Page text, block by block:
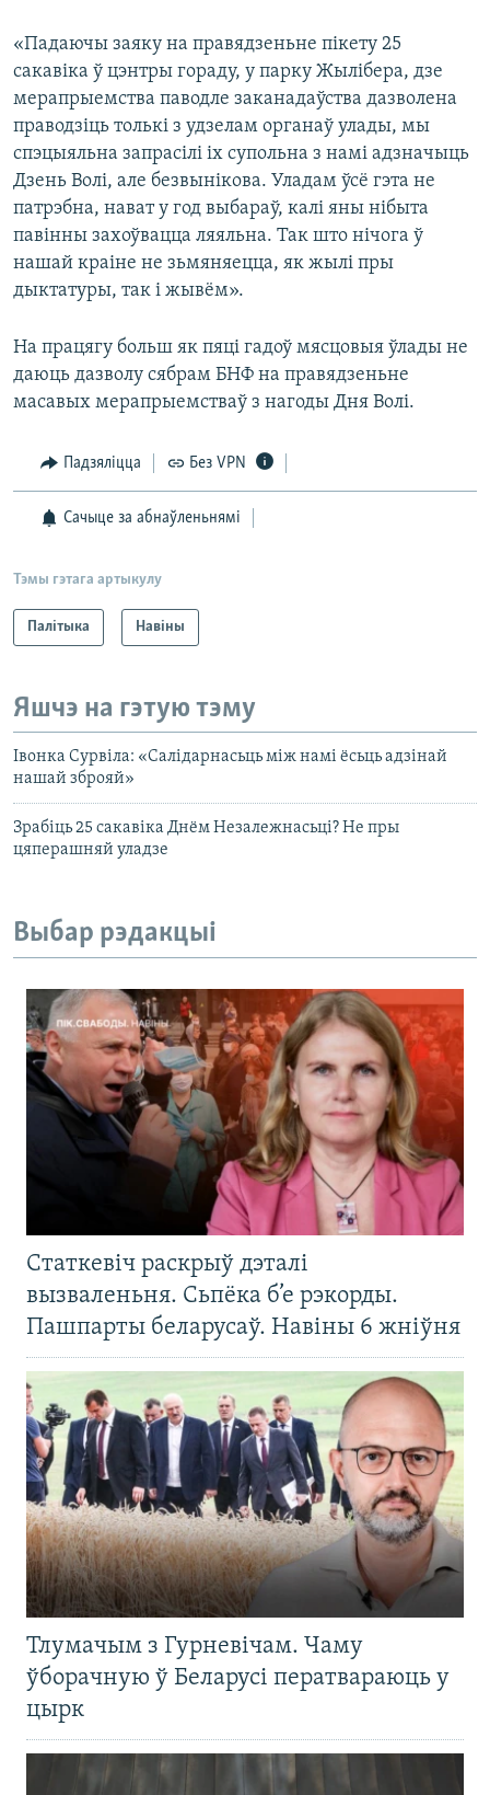
«Падаючы заяку на правядзеньне пікету 25
сакавіка ў цэнтры гораду, у парку Жылібера, дзе
мерапрыемства паводле заканадаўства дазволена
праводзіць толькі з удзелам органаў улады, мы
спэцыяльна запрасілі іх супольна з намі адзначыць
Дзень Волі, але безвынікова. Уладам ўсё гэта не
патрэбна, нават у год выбараў, калі яны нібыта
павінны захоўвацца ляяльна. Так што нічога ў
нашай краіне не зьмяняецца, як жылі пры
дыктатуры, так і жывём».
На працягу больш як пяці гадоў мясцовыя ўлады не
даюць дазволу сябрам БНФ на правядзеньне
масавых мерапрыемстваў з нагоды Дня Волі.
Падзяліцца Без VPN
Сачыце за абнаўленьнямі
Тэмы гэтага артыкулу
Палітыка Навіны
Яшчэ на гэтую тэму
Івонка Сурвіла: «Салідарнасьць між намі ёсьць адзінай
нашай зброяй»
Зрабіць 25 сакавіка Днём Незалежнасьці? Не пры
цяперашняй уладзе
Выбар рэдакцыі
Статкевіч раскрыў дэталі
вызваленьня. Сьпёка б’е рэкорды.
Пашпарты беларусаў. Навіны 6 жніўня
Тлумачым з Гурневічам. Чаму
ўборачную ў Беларусі ператвараюць у
цырк